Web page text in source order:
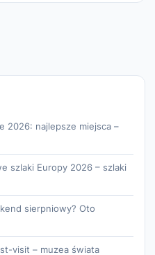
2026: najlepsze miejsca –
szlaki Europy 2026 – szlaki
sierpniowy? Oto
visit – muzea świata